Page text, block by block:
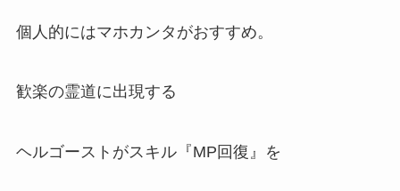
個人的にはマホカンタがおすすめ。
歓楽の霊道に出現する
ヘルゴーストがスキル『MP回復』を